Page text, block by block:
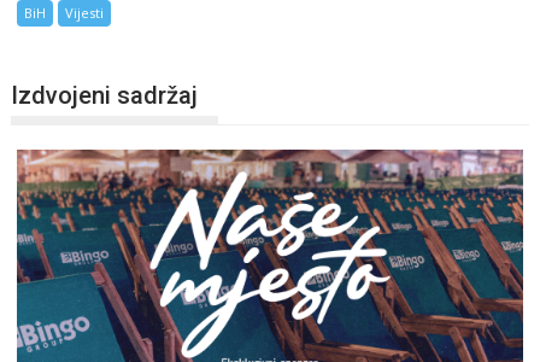
BiH Vijesti
Izdvojeni sadržaj